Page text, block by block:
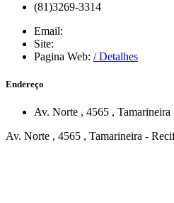
(81)3269-3314
Email:
Site:
Pagina Web: / Detalhes
Endereço
Av. Norte , 4565 , Tamarineira
Av. Norte , 4565 , Tamarineira -